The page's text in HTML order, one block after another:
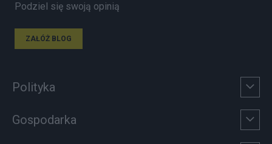
Podziel się swoją opinią
ZAŁÓŻ BLOG
Polityka
Gospodarka